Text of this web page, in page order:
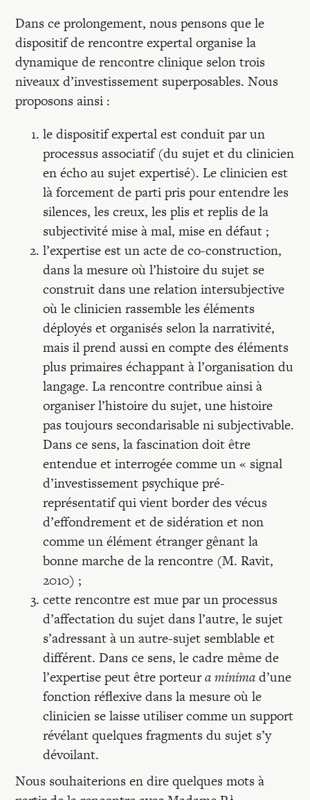
Dans ce prolongement, nous pensons que le
dispositif de rencontre expertal organise la
dynamique de rencontre clinique selon trois
niveaux d’investissement superposables. Nous
proposons ainsi :
le dispositif expertal est conduit par un
processus associatif (du sujet et du clinicien
en écho au sujet expertisé). Le clinicien est
là forcement de parti pris pour entendre les
silences, les creux, les plis et replis de la
subjectivité mise à mal, mise en défaut ;
l’expertise est un acte de co-construction,
dans la mesure où l’histoire du sujet se
construit dans une relation intersubjective
où le clinicien rassemble les éléments
déployés et organisés selon la narrativité,
mais il prend aussi en compte des éléments
plus primaires échappant à l’organisation du
langage. La rencontre contribue ainsi à
organiser l’histoire du sujet, une histoire
pas toujours secondarisable ni subjectivable.
Dans ce sens, la fascination doit être
entendue et interrogée comme un « signal
d’investissement psychique pré-
représentatif qui vient border des vécus
d’effondrement et de sidération et non
comme un élément étranger gênant la
bonne marche de la rencontre (M. Ravit,
2010) ;
cette rencontre est mue par un processus
d’affectation du sujet dans l’autre, le sujet
s’adressant à un autre-sujet semblable et
différent. Dans ce sens, le cadre même de
l’expertise peut être porteura minimad’une
fonction réflexive dans la mesure où le
clinicien se laisse utiliser comme un support
révélant quelques fragments du sujet s’y
dévoilant.
Nous souhaiterions en dire quelques mots à
1